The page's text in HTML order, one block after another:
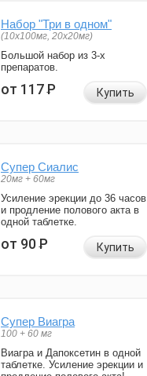
Набор "Три в одном"
(10x100мг, 20x20мг)
Большой набор из 3-х
препаратов.
от 117Р Купить
Супер Сиалис
20мг + 60мг
Усиление эрекции до 36 часов
и продление полового акта в
одной таблетке.
от 90Р Купить
Супер Виагра
100 + 60 мг
Виагра и Дапоксетин в одной
таблетке. Усиление эрекции и